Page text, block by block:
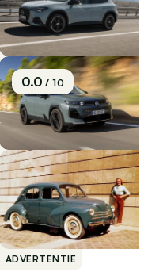
0.0/ 10
ADVERTENTIE